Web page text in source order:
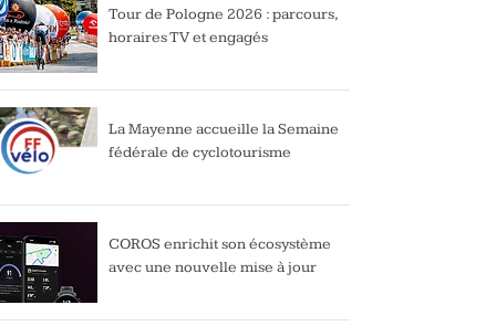
Tour de Pologne 2026 : parcours,
horaires TV et engagés
La Mayenne accueille la Semaine
fédérale de cyclotourisme
COROS enrichit son écosystème
avec une nouvelle mise à jour